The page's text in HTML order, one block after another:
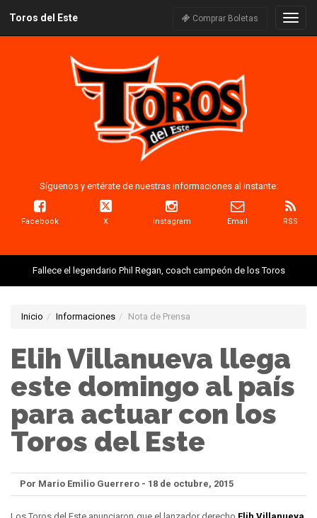
Toros del Este Comprar Boletas
Síguenos y entérate de nuestras informaciones al instante:
Facebook X Instagram Email RSS
Fallece el legendario Phil Regan, coach campeón de los Toros
Inicio Informaciones Nota de Prensa
Elih Villanueva llega
este domingo al país
para actuar con los
Toros del Este
Por Mario Emilio Guerrero - 18 de octubre, 2015